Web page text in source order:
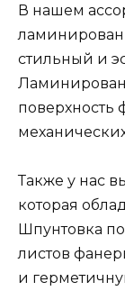
В нашем
стильный и
поверхность
Также у нас
которая
Шпунтовка
листов
и